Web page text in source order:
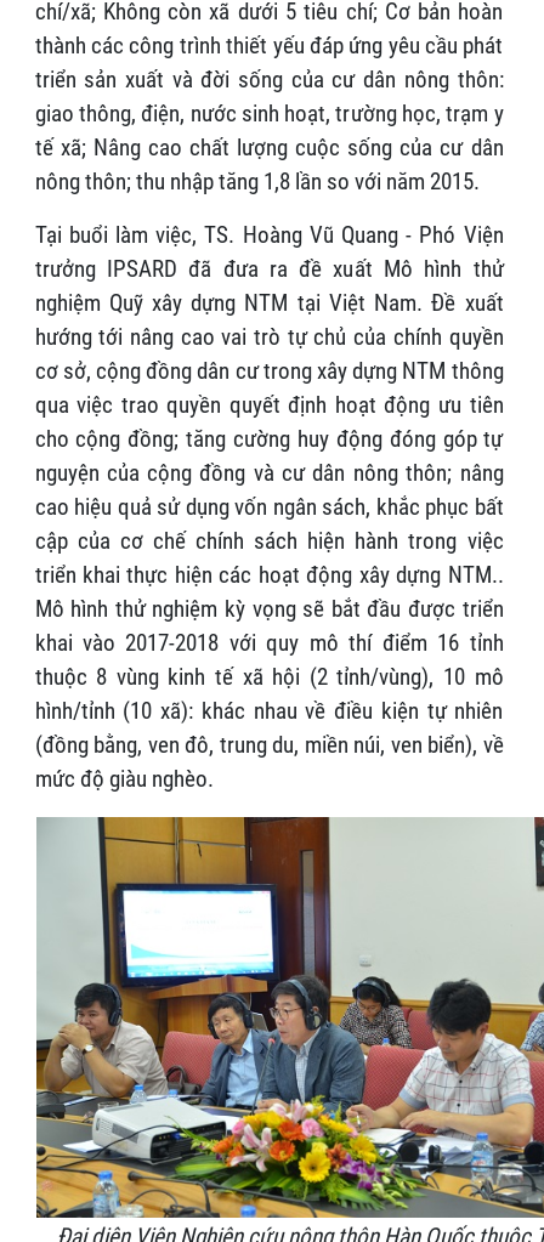
chí/xã; Không còn xã dưới 5 tiêu chí; Cơ bản hoàn
thành các công trình thiết yếu đáp ứng yêu cầu phát
triển sản xuất và đời sống của cư dân nông thôn:
giao thông, điện, nước sinh hoạt, trường học, trạm y
tế xã; Nâng cao chất lượng cuộc sống của cư dân
nông thôn; thu nhập tăng 1,8 lần so với năm 2015.
Tại buổi làm việc, TS. Hoàng Vũ Quang - Phó Viện
trưởng IPSARD đã đưa ra đề xuất Mô hình thử
nghiệm Quỹ xây dựng NTM tại Việt Nam. Đề xuất
hướng tới nâng cao vai trò tự chủ của chính quyền
cơ sở, cộng đồng dân cư trong xây dựng NTM thông
qua việc trao quyền quyết định hoạt động ưu tiên
cho cộng đồng; tăng cường huy động đóng góp tự
nguyện của cộng đồng và cư dân nông thôn; nâng
cao hiệu quả sử dụng vốn ngân sách, khắc phục bất
cập của cơ chế chính sách hiện hành trong việc
triển khai thực hiện các hoạt động xây dựng NTM..
Mô hình thử nghiệm kỳ vọng sẽ bắt đầu được triển
khai vào 2017-2018 với quy mô thí điểm 16 tỉnh
thuộc 8 vùng kinh tế xã hội (2 tỉnh/vùng), 10 mô
hình/tỉnh (10 xã): khác nhau về điều kiện tự nhiên
(đồng bằng, ven đô, trung du, miền núi, ven biển), về
mức độ giàu nghèo.